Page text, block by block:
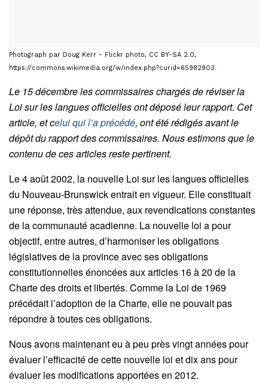
Photograph par Doug Kerr - Flickr photo, CC BY-SA 2.0,
https://commons.wikimedia.org/w/index.php?curid=65982903.
Le 15 décembre les commissaires chargés de réviser la
Loi sur les langues officielles ont déposé leur rapport. Cet
article, et celui qui l’a précédé, ont été rédigés avant le
dépôt du rapport des commissaires. Nous estimons que le
contenu de ces articles reste pertinent.
Le 4 août 2002, la nouvelle Loi sur les langues officielles
du Nouveau-Brunswick entrait en vigueur. Elle constituait
une réponse, très attendue, aux revendications constantes
de la communauté acadienne. La nouvelle loi a pour
objectif, entre autres, d’harmoniser les obligations
législatives de la province avec ses obligations
constitutionnelles énoncées aux articles 16 à 20 de la
Charte des droits et libertés. Comme la Loi de 1969
précédait l’adoption de la Charte, elle ne pouvait pas
répondre à toutes ces obligations.
Nous avons maintenant eu à peu près vingt années pour
évaluer l’efficacité de cette nouvelle loi et dix ans pour
évaluer les modifications apportées en 2012.